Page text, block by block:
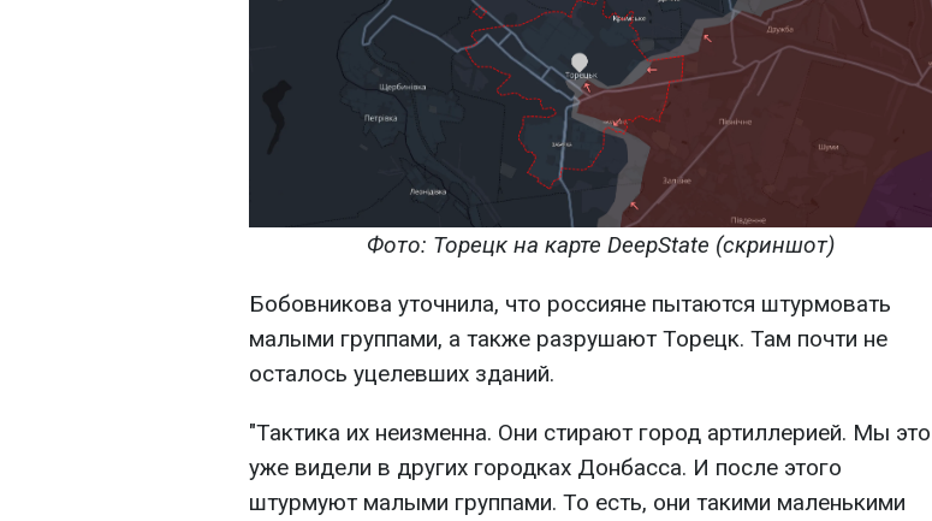
Фото: Торецк на карте DeepState (скриншот)
Бобовникова уточнила, что россияне пытаются штурмовать
малыми группами, а также разрушают Торецк. Там почти не
осталось уцелевших зданий.
"Тактика их неизменна. Они стирают город артиллерией. Мы это
уже видели в других городках Донбасса. И после этого
штурмуют малыми группами. То есть, они такими маленькими